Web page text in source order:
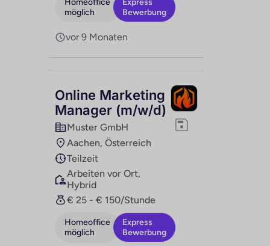
Homeoffice
möglich
Express
Bewerbung
vor 9 Monaten
Online Marketing
Manager (m/w/d)
Muster GmbH
Aachen, Österreich
Teilzeit
Arbeiten vor Ort,
Hybrid
€ 25 - € 150/Stunde
Homeoffice
möglich
Express
Bewerbung